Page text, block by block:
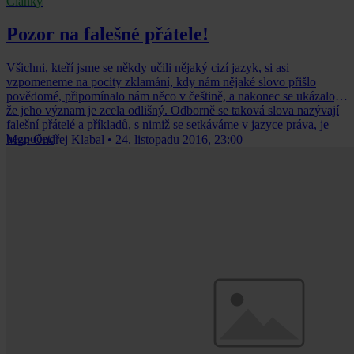
Pozor na falešné přátele!
Všichni, kteří jsme se někdy učili nějaký cizí jazyk, si asi
vzpomeneme na pocity zklamání, kdy nám nějaké slovo přišlo
povědomé, připomínalo nám něco v češtině, a nakonec se ukázalo,
že jeho význam je zcela odlišný. Odborně se taková slova nazývají
falešní přátelé a příkladů, s nimiž se setkáváme v jazyce práva, je
bezpočet.
Mgr. Ondřej Klabal • 24. listopadu 2016, 23:00